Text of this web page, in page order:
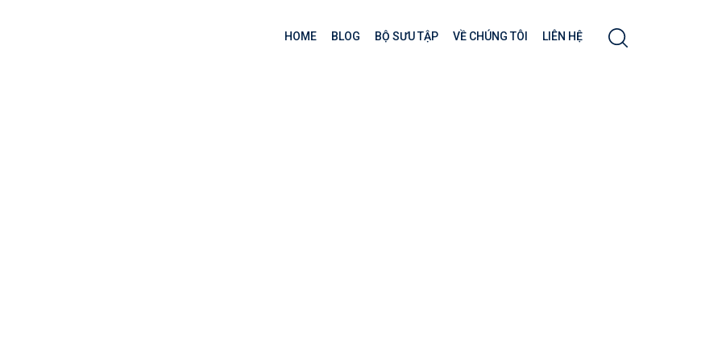
HOME BLOG BỘ SƯU TẬP VỀ CHÚNG TÔI LIÊN HỆ